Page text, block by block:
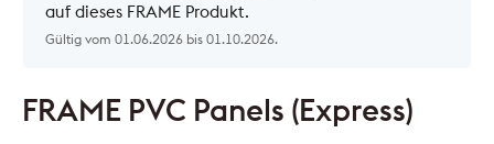
FRAME PVC Panels (Express)
auf dieses FRAME Produkt.
Gültig vom 01.06.2026 bis 01.10.2026.